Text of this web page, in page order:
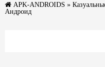
APK-ANDROIDS »
Андроид